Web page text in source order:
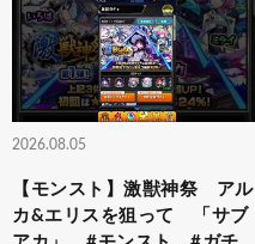
2026.08.05
【モンスト】激獣神祭 アル
カ&エリスを狙って 「サブ